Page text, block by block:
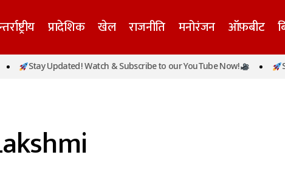
प्रादेशिक खेल राजनीति मनोरंजन ऑफ़बीट
Stay Updated! Watch & Subscribe to our YouTube Now!